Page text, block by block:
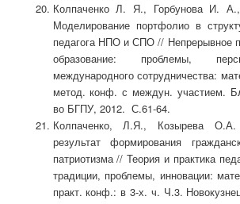
Колпаченко Л. Я., Горбунова И.
Моделирование портфолио в
педагога НПО и СПО // Непрерывное
образование: проблемы,
международного сотрудничества:
метод. конф. с междун. участием.
во БГПУ, 2012. С.61-64.
Колпаченко, Л.Я., Козырева
результат формирования
патриотизма // Теория и практика
традиции, проблемы, инновации:
практ. конф.: в 3-х. ч. Ч.3.